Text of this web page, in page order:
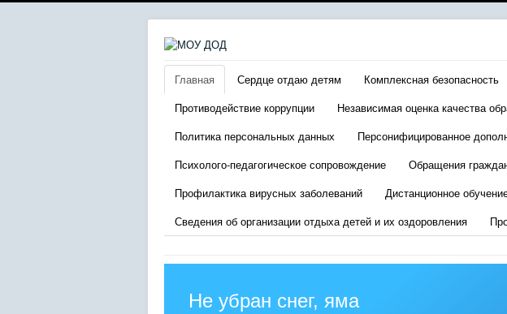
Главная Сердце отдаю детям Комплексная безопасность
Противодействие коррупции
Независимая оценка качества
Политика персональных данных
Персонифицированное
Психолого-педагогическое сопровождение
Обращения
Профилактика вирусных заболеваний
Дистанционное
Сведения об организации отдыха детей и их оздоровления
Не убран снег, яма